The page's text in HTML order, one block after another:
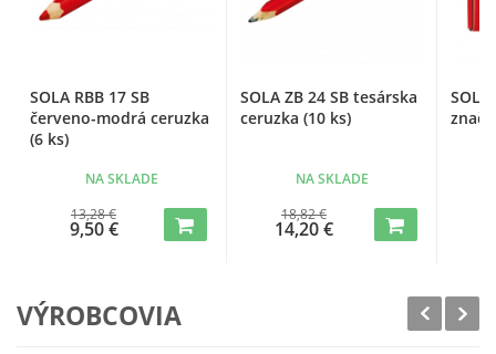
SOLA RBB 17 SB
červeno-modrá ceruzka
(6 ks)
NA SKLADE
13,28 €
9,50 €
SOLA ZB 24 SB tesárska
ceruzka (10 ks)
NA SKLADE
18,82 €
14,20 €
SOLA
VÝROBCOVIA